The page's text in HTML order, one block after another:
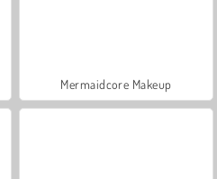
Mermaidcore Makeup